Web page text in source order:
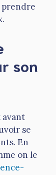
prendre
son
avant
se
En
on le